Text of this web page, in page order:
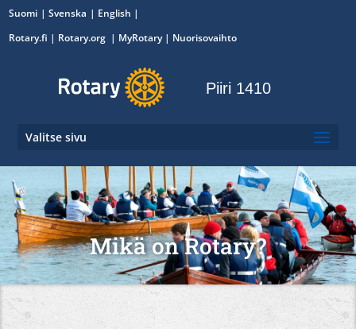
Suomi Svenska
English
Rotary.fi | Rotary.org | MyRotary| Nuorisovaihto
Piiri 1410
Valitse sivu
Mikä on Rotary?